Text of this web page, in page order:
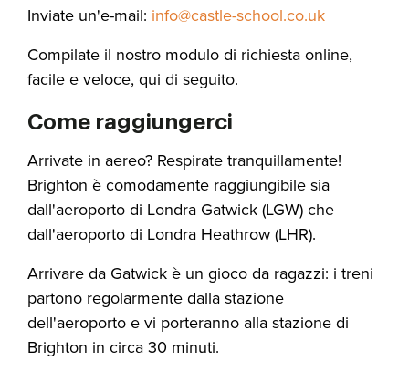
Inviate un'e-mail: info@castle-school.co.uk
Compilate il nostro modulo di richiesta online,
facile e veloce, qui di seguito.
Come raggiungerci
Arrivate in aereo? Respirate tranquillamente!
Brighton è comodamente raggiungibile sia
dall'aeroporto di Londra Gatwick (LGW) che
dall'aeroporto di Londra Heathrow (LHR).
Arrivare da Gatwick è un gioco da ragazzi: i treni
partono regolarmente dalla stazione
dell'aeroporto e vi porteranno alla stazione di
Brighton in circa 30 minuti.